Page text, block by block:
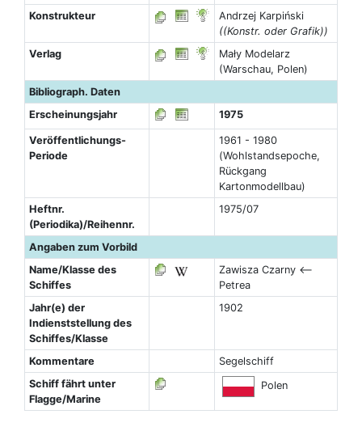
Konstrukteur
Andrzej Karpiński
((Konstr. oder Grafik))
Verlag
Mały Modelarz
(Warschau, Polen)
Bibliograph. Daten
Erscheinungsjahr
1975
Veröffentlichungs-
Periode
1961 - 1980
(Wohlstandsepoche,
Rückgang
Kartonmodellbau)
Heftnr.
(Periodika)/Reihennr.
1975/07
Angaben zum Vorbild
Name/Klasse des
Schiffes
Zawisza Czarny <--
Petrea
Jahr(e) der
Indienststellung des
Schiffes/Klasse
1902
Kommentare
Segelschiff
Schiff fährt unter
Flagge/Marine
Polen